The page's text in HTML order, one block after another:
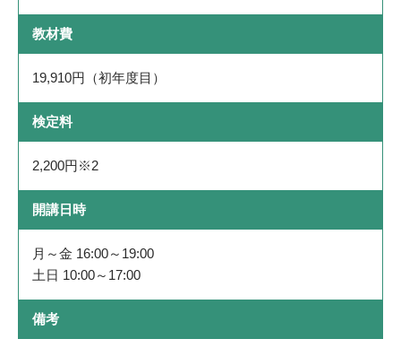
教材費
19,910円（初年度目）
検定料
2,200円※2
開講日時
月～金 16:00～19:00
土日 10:00～17:00
備考